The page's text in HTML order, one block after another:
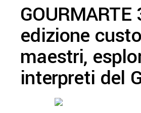
GOURMARTE
edizione
maestri,
interpreti del